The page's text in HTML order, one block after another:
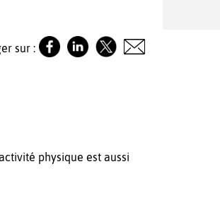
sur :
physique est aussi